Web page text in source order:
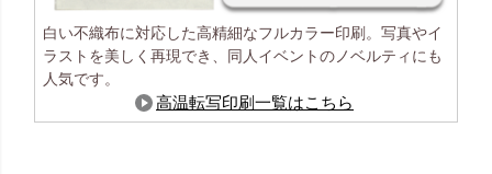
白い不織布に対応した高精細なフルカラー印刷。写真やイ
ラストを美しく再現でき、同人イベントのノベルティにも
人気です。
高温転写印刷一覧はこちら